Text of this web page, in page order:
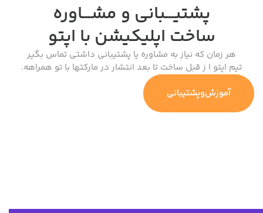
پشتیـــبانی و مشـــاوره
ساخت اپلیکیشن با اپتو
هر زمان که نیاز به مشاوره یا پشتیبانی داشتی تماس بگیر
تیم اپتو ا ز قبل ساخت تا بعد انتشار در مارکتها با تو همراهه.
آموزش‌وپشتیبانی